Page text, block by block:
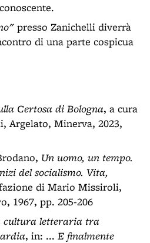
presso Zanichelli diverrà
di una parte cospicua
Certosa di Bologna, a cura
Argelato, Minerva, 2023,
Un uomo, un tempo.
del socialismo. Vita,
di Mario Missiroli,
1967, pp. 205-206
cultura letteraria tra
, in: ... E finalmente